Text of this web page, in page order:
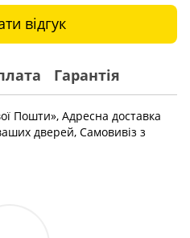
відгук
Гарантія
Пошти», Адресна доставка
дверей, Самовивіз з